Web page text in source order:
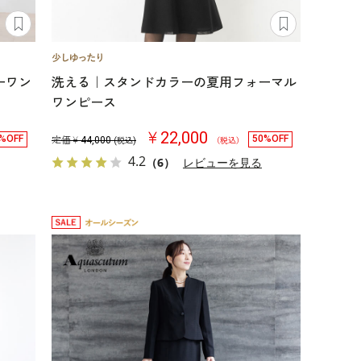
ワン
洗える｜スタンドカラーの夏用フォーマル
ワンピース
定価￥44,000 (税込) ￥22,000 （税込） 50%OFF
4.2（6） レビューを見る